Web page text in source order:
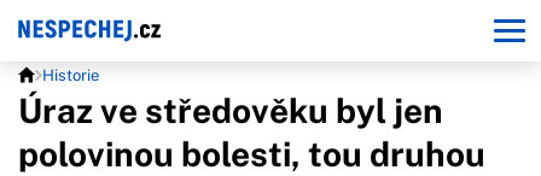
Historie
Úraz ve středověku byl jen
polovinou bolesti, tou druhou